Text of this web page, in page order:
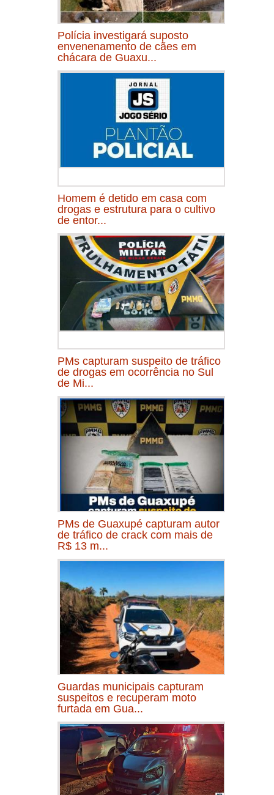
Polícia investigará suposto
envenenamento de cães em
chácara de Guaxu...
Homem é detido em casa com
drogas e estrutura para o cultivo
de entor...
PMs capturam suspeito de tráfico
de drogas em ocorrência no Sul
de Mi...
PMs de Guaxupé capturam autor
de tráfico de crack com mais de
R$ 13 m...
Guardas municipais capturam
suspeitos e recuperam moto
furtada em Gua...